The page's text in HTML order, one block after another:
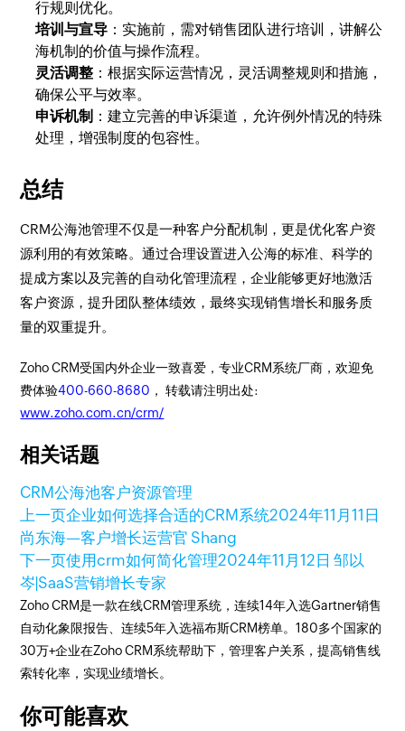
行规则优化。
培训与宣导 ：实施前，需对销售团队进行培训，讲解公
海机制的价值与操作流程。
灵活调整 ：根据实际运营情况，灵活调整规则和措施，
确保公平与效率。
申诉机制 ：建立完善的申诉渠道，允许例外情况的特殊
处理，增强制度的包容性。
总结
CRM公海池管理不仅是一种客户分配机制，更是优化客户资
源利用的有效策略。通过合理设置进入公海的标准、科学的
提成方案以及完善的自动化管理流程，企业能够更好地激活
客户资源，提升团队整体绩效，最终实现销售增长和服务质
量的双重提升。
Zoho CRM受国内外企业一致喜爱，专业CRM系统厂商，欢迎免
费体验400-660-8680 ， 转载请注明出处:
www.zoho.com.cn/crm/
相关话题
CRM公海池客户资源管理
上一页企业如何选择合适的CRM系统2024年11月11日
尚东海—客户增长运营官 Shang
下一页使用crm如何简化管理2024年11月12日 邹以
岑|SaaS营销增长专家
Zoho CRM是一款在线CRM管理系统，连续14年入选Gartner销售
自动化象限报告、连续5年入选福布斯CRM榜单。180多个国家的
30万+企业在Zoho CRM系统帮助下，管理客户关系，提高销售线
索转化率，实现业绩增长。
你可能喜欢